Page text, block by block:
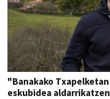
"Banakako
eskubidea